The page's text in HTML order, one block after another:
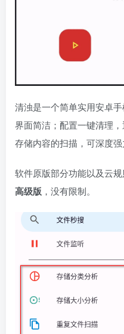
清浊是一个简单实用安卓
界面简洁；配置一键清理
存储内容的扫描，可深度强
软件原版部分功能以及云
高级版 ，没有限制。